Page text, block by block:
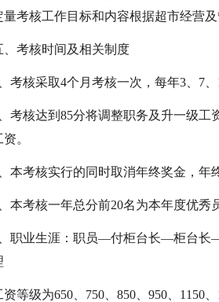
量考核工作目标和内容根据超市经营
、考核时间及相关制度
考核采取4个月考核一次，每年3、7、
考核达到85分将调整职务及升一级
。
本考核实行的同时取消年终奖金，年
本考核一年总分前20名为本年度优秀
职业生涯：职员—付柜台长—柜台
资等级为650、750、850、950、1150